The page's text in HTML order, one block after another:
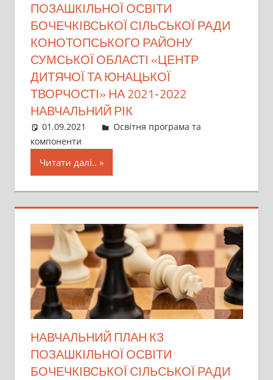
ПОЗАШКІЛЬНОЇ ОСВІТИ
БОЧЕЧКІВСЬКОЇ СІЛЬСЬКОЇ РАДИ
КОНОТОПСЬКОГО РАЙОНУ
СУМСЬКОЇ ОБЛАСТІ «ЦЕНТР
ДИТЯЧОЇ ТА ЮНАЦЬКОЇ
ТВОРЧОСТІ» НА 2021-2022
НАВЧАЛЬНИЙ РІК
01.09.2021 director
Освітня програма та
компоненти
Читати далі..
НАВЧАЛЬНИЙ ПЛАН КЗ
ПОЗАШКІЛЬНОЇ ОСВІТИ
БОЧЕЧКІВСЬКОЇ СІЛЬСЬКОЇ РАДИ